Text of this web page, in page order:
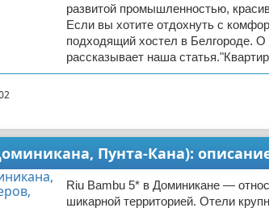
развитой промышленностью,
Если вы хотите отдохнуть с
подходящий хостел в Белгороде. О
рассказывает наша
Пунта-Кана):
Riu Bambu 5* в Доминикане —
шикарной территорией. Отели